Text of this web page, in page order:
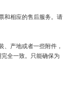
和相应的售后服务。请
产地或者一些附件，
全一致。只能确保为